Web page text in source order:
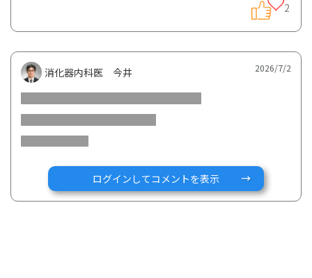
今週MRIを受けるのですが、直腸膣瘻の可能性が高く、膣か
らのガスが漏れる状況です。
クローン病の直腸膣瘻は難治性だとネットには書いてあるた
め、将来が非常に不安です。
は、と言ってくれていますが、レミケードのほうがやはり直
腸膣瘻のことを考えればいいのでしょうか。
腸膣瘻がずっと治らないのではないかと不安です。
その場合妊活自体も難しいですよね…
2
消化器内科医 今井 2026/7/2
ログインしてコメントを表示